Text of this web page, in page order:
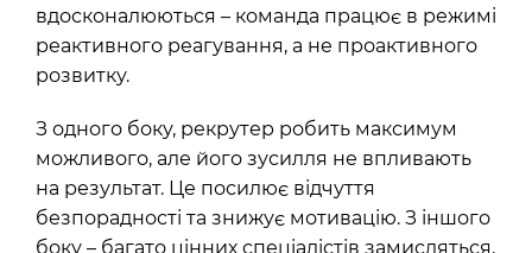
вдосконалюються – команда працює в режимі
реактивного реагування, а не проактивного
розвитку.
З одного боку, рекрутер робить максимум
можливого, але його зусилля не впливають
на результат. Це посилює відчуття
безпорадності та знижує мотивацію. З іншого
боку – багато цінних спеціалістів замисляться,